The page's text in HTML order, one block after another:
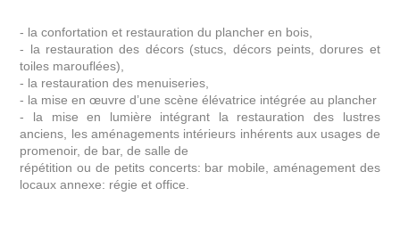
- la confortation et restauration du plancher en bois,
- la restauration des décors (stucs, décors peints, dorures et
toiles marouflées),
- la restauration des menuiseries,
- la mise en œuvre d’une scène élévatrice intégrée au plancher
- la mise en lumière intégrant la restauration des lustres
anciens, les aménagements intérieurs inhérents aux usages de
promenoir, de bar, de salle de
répétition ou de petits concerts: bar mobile, aménagement des
locaux annexe: régie et office.